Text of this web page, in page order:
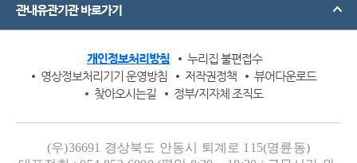
관내유관기관 바로가기
개인정보처리방침
누리집 불편접수
영상정보처리기기 운영방침
저작권정책
뷰어다운로드
찾아오시는길
정부/지자체 조직도
(우)36691 경상북도 안동시 퇴계로 115(명륜동)